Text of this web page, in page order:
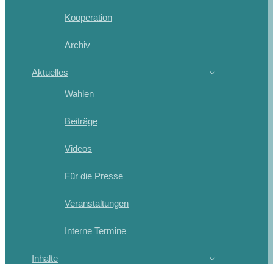
Kooperation
Archiv
Aktuelles
Wahlen
Beiträge
Videos
Für die Presse
Veranstaltungen
Interne Termine
Inhalte